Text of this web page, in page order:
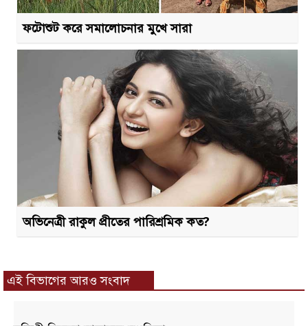
ফটোশুট করে সমালোচনার মুখে সারা
অভিনেত্রী রাকুল প্রীতের পারিশ্রমিক কত?
এই বিভাগের আরও সংবাদ